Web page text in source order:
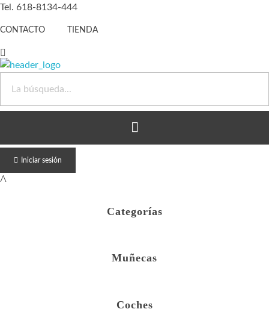
Tel. 618-8134-444
CONTACTO TIENDA
Iniciar sesión
Categorías
Muñecas
Coches